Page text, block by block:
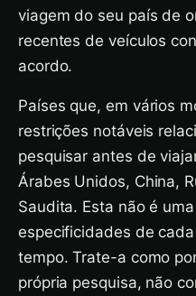
viagem do seu país de
recentes de veículos
acordo.
Países que, em vários
restrições notáveis
pesquisar antes de
Árabes Unidos, China,
Saudita. Esta não é
especificidades de
tempo. Trate-a como
própria pesquisa, não